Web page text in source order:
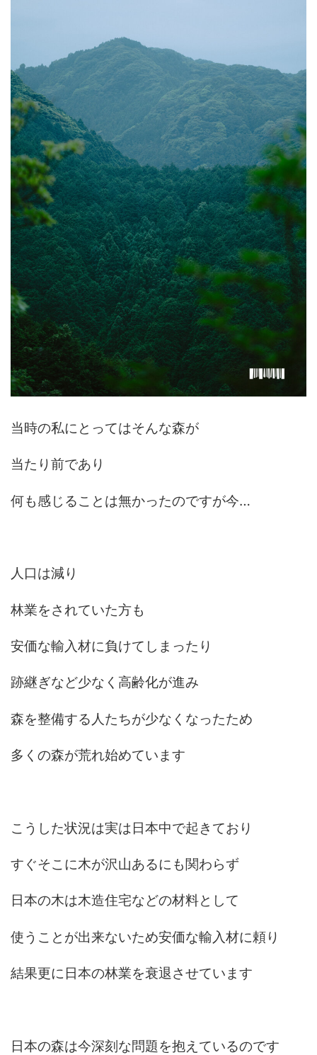
当時の私にとってはそんな森が
当たり前であり
何も感じることは無かったのですが今…
人口は減り
林業をされていた方も
安価な輸入材に負けてしまったり
跡継ぎなど少なく高齢化が進み
森を整備する人たちが少なくなったため
多くの森が荒れ始めています
こうした状況は実は日本中で起きており
すぐそこに木が沢山あるにも関わらず
日本の木は木造住宅などの材料として
使うことが出来ないため安価な輸入材に頼り
結果更に日本の林業を衰退させています
日本の森は今深刻な問題を抱えているのです